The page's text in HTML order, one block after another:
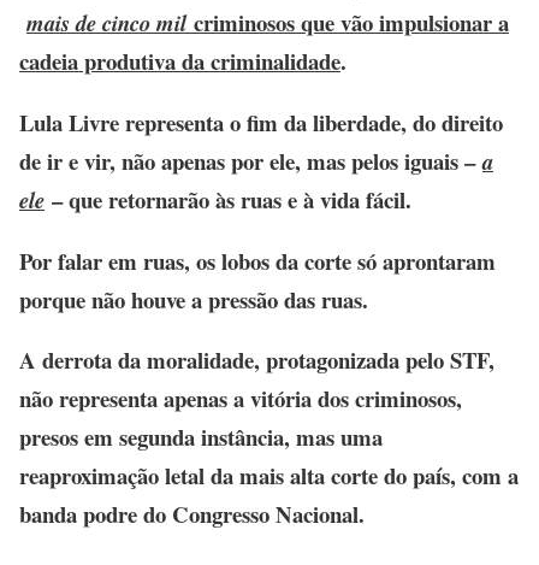
mais de cinco mil criminosos que vão impulsionar a
cadeia produtiva da criminalidade.
Lula Livre representa o fim da liberdade, do direito
de ir e vir, não apenas por ele, mas pelos iguais –a
ele – que retornarão às ruas e à vida fácil.
Por falar em ruas, os lobos da corte só aprontaram
porque não houve a pressão das ruas.
A derrota da moralidade, protagonizada pelo STF,
não representa apenas a vitória dos criminosos,
presos em segunda instância, mas uma
reaproximação letal da mais alta corte do país, com a
banda podre do Congresso Nacional.